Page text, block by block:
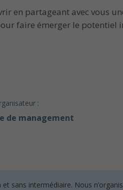
en partageant avec vous
faire émerger le potentiel
:
de management
sans intermédiaire. Nous